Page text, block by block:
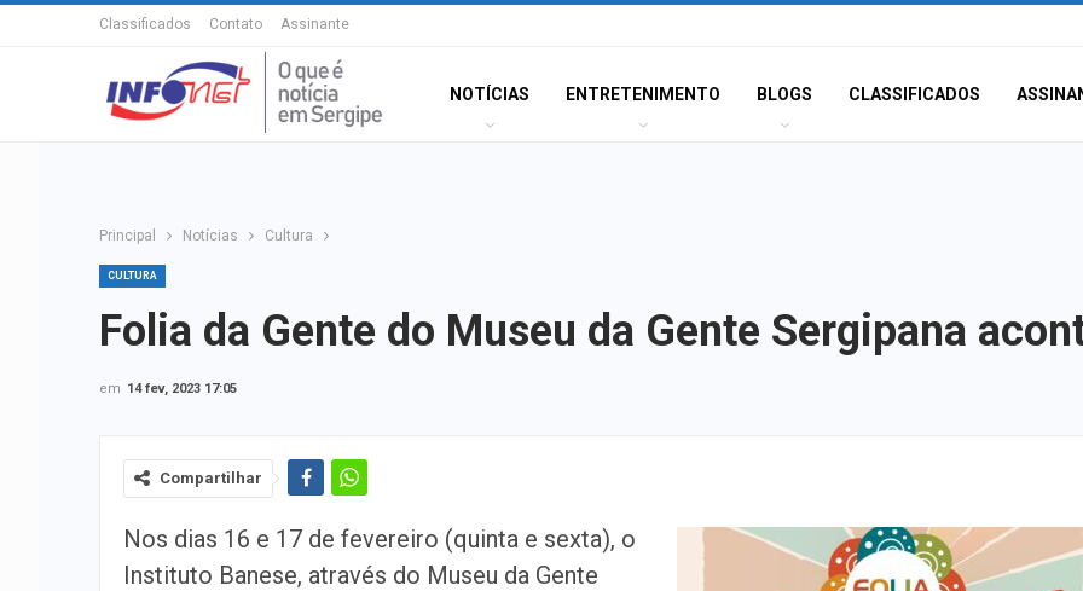
Classificados Contato Assinante
NOTÍCIAS ENTRETENIMENTO BLOGS CLASSIFICADOS
Principal Notícias Cultura
CULTURA
Folia da Gente do Museu da Gente Sergipana
em 14 fev, 2023 17:05
Compartilhar
Nos dias 16 e 17 de fevereiro (quinta e sexta), o
Instituto Banese, através do Museu da Gente
Polícia Civil
acidente que
na BR-235 em…